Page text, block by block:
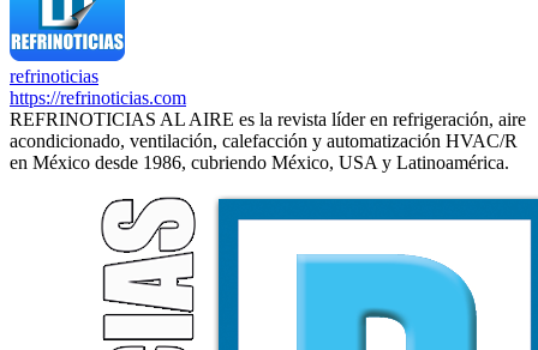
refrinoticias
https://refrinoticias.com
REFRINOTICIAS AL AIRE es la revista líder en refrigeración, aire
acondicionado, ventilación, calefacción y automatización HVAC/R
en México desde 1986, cubriendo México, USA y Latinoamérica.